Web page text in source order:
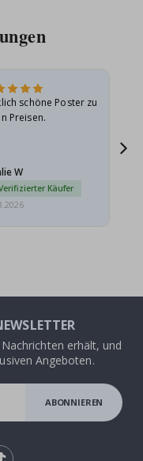
schöne Poster zu
Preisen.
W
Käufer
erhält, und
Angeboten.
ABONNIEREN